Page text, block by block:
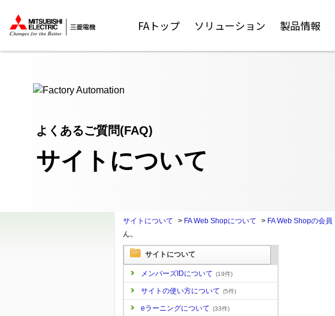
FAトップ ソリューション 製品情報
よくあるご質問(FAQ)
サイトについて
サイトについて > FA Web Shopについて > FA Web Shopの会員
ん。
サイトについて
メンバーズIDについて (19件)
サイトの使い方について (5件)
eラーニングについて (33件)